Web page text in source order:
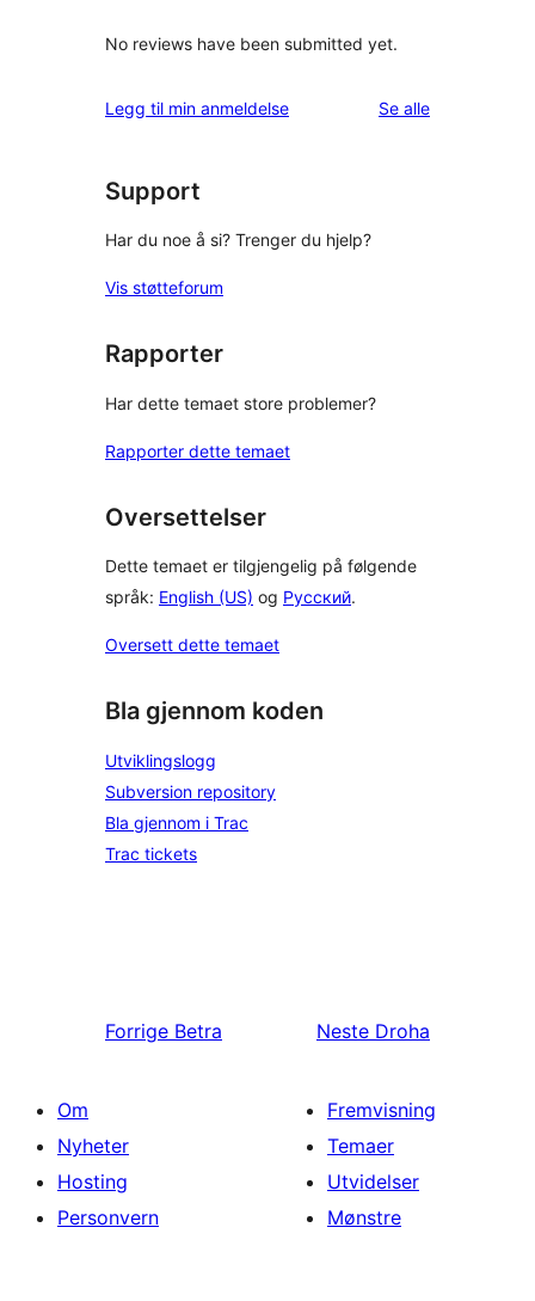
No reviews have been submitted yet.
Legg til min anmeldelse Se alleomtalene
Support
Har du noe å si? Trenger du hjelp?
Vis støtteforum
Rapporter
Har dette temaet store problemer?
Rapporter dette temaet
Oversettelser
Dette temaet er tilgjengelig på følgende
språk: English (US) og Русский.
Oversett dette temaet
Bla gjennom koden
Utviklingslogg
Subversion repository
Bla gjennom i Trac
Trac tickets
Forrige Betra Neste Droha
Om
Nyheter
Hosting
Personvern
Fremvisning
Temaer
Utvidelser
Mønstre